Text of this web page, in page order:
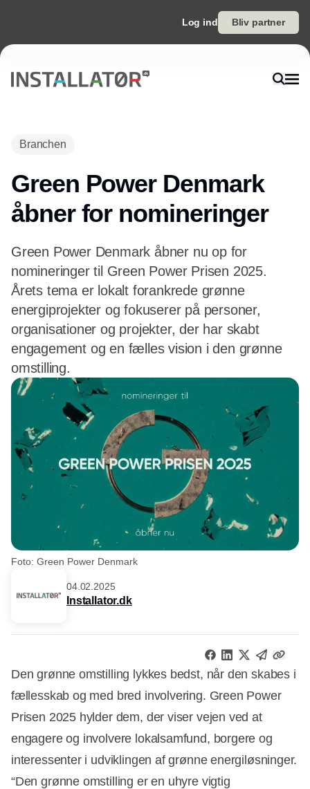
Log ind Bliv partner
Branchen
Green Power Denmark
åbner for nomineringer
Green Power Denmark åbner nu op for
nomineringer til Green Power Prisen 2025.
Årets tema er lokalt forankrede grønne
energiprojekter og fokuserer på personer,
organisationer og projekter, der har skabt
engagement og en fælles vision i den grønne
omstilling.
Foto: Green Power Denmark
04.02.2025
Installator.dk
Den grønne omstilling lykkes bedst, når den skabes i
fællesskab og med bred involvering. Green Power
Prisen 2025 hylder dem, der viser vejen ved at
engagere og involvere lokalsamfund, borgere og
interessenter i udviklingen af grønne energiløsninger.
“Den grønne omstilling er en uhyre vigtig